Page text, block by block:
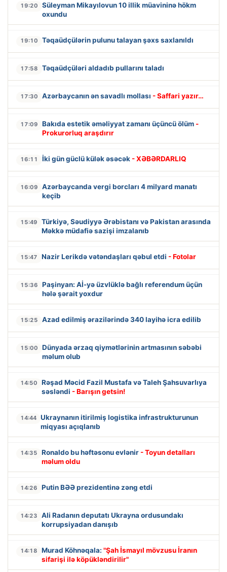
19:20
Süleyman Mikayılovun 10 illik müavininə hökm
oxundu
19:10 Təqaüdçülərin pulunu talayan şəxs saxlanıldı
17:58 Təqaüdçüləri aldadıb pullarını taladı
17:30 Azərbaycanın ən savadlı mollası - Saffari yazır…
17:09 Bakıda estetik əməliyyat zamanı üçüncü ölüm -
Prokurorluq araşdırır
16:11 İki gün güclü külək əsəcək - XƏBƏRDARLIQ
16:09
Azərbaycanda vergi borcları 4 milyard manatı
keçib
15:49
Türkiyə, Səudiyyə Ərəbistanı və Pakistan arasında
Məkkə müdafiə sazişi imzalanıb
15:47 Nazir Lerikdə vətəndaşları qəbul etdi - Fotolar
15:36
Paşinyan: Aİ-yə üzvlüklə bağlı referendum üçün
hələ şərait yoxdur
15:25 Azad edilmiş ərazilərində 340 layihə icra edilib
15:00
Dünyada ərzaq qiymətlərinin artmasının səbəbi
məlum olub
14:50
Rəşad Məcid Fazil Mustafa və Taleh Şahsuvarlıya
səsləndi - Barışın getsin!
14:44 Ukraynanın itirilmiş logistika infrastrukturunun
miqyası açıqlanıb
14:35 Ronaldo bu həftəsonu evlənir - Toyun detalları
məlum oldu
14:26 Putin BƏƏ prezidentinə zəng etdi
14:23
Ali Radanın deputatı Ukrayna ordusundakı
korrupsiyadan danışıb
14:18 Murad Köhnəqala: "Şah İsmayıl mövzusu İranın
sifarişi ilə köpükləndirilir"